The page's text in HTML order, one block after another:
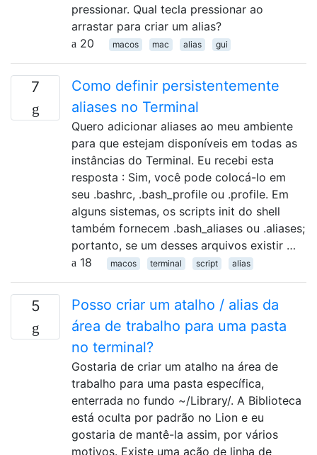
pressionar. Qual tecla pressionar ao
arrastar para criar um alias?
20
macos mac alias gui
7
Como definir persistentemente
aliases no Terminal
Quero adicionar aliases ao meu ambiente
para que estejam disponíveis em todas as
instâncias do Terminal. Eu recebi esta
resposta : Sim, você pode colocá-lo em
seu .bashrc, .bash_profile ou .profile. Em
alguns sistemas, os scripts init do shell
também fornecem .bash_aliases ou .aliases;
portanto, se um desses arquivos existir …
18
macos terminal script alias
5
Posso criar um atalho / alias da
área de trabalho para uma pasta
no terminal?
Gostaria de criar um atalho na área de
trabalho para uma pasta específica,
enterrada no fundo ~/Library/. A Biblioteca
está oculta por padrão no Lion e eu
gostaria de mantê-la assim, por vários
motivos. Existe uma ação de linha de